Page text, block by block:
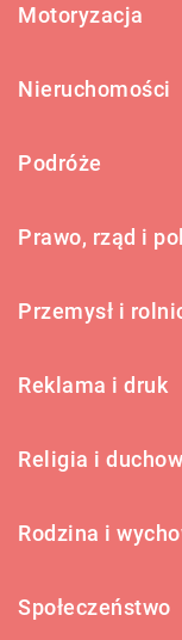
Motoryzacja
Nieruchomości
Podróże
Prawo, rząd i
Przemysł i
Reklama i druk
Religia i
Rodzina i
Społeczeństwo